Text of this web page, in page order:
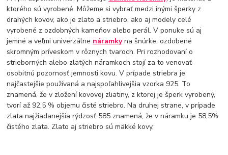
ktorého sú vyrobené. Môžeme si vybrať medzi inými šperky z
drahých kovov, ako je zlato a striebro, ako aj modely celé
vyrobené z ozdobných kameňov alebo perál. V ponuke sú aj
jemné a veľmi univerzálne náramkyna šnúrke, ozdobené
skromným príveskom v rôznych tvaroch. Pri rozhodovaní o
strieborných alebo zlatých náramkoch stojí za to venovať
osobitnú pozornosť jemnosti kovu. V prípade striebra je
najčastejšie používaná a najspoľahlivejšia vzorka 925. To
znamená, že v zložení kovovej zliatiny, z ktorej je šperk vyrobený,
tvorí až 92,5 % objemu čisté striebro. Na druhej strane, v prípade
zlata najžiadanejšia rýdzosť 585 znamená, že v náramku je 58,5%
čistého zlata. Zlato aj striebro sú mäkké kovy,